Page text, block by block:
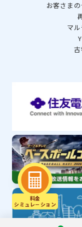
料金
シミュレ－ション
お客さま
マ